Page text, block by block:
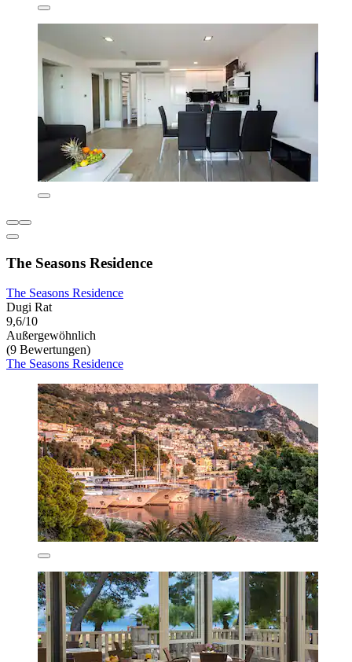
The Seasons Residence
The Seasons Residence
Dugi Rat
9,6/10
Außergewöhnlich
(9 Bewertungen)
The Seasons Residence